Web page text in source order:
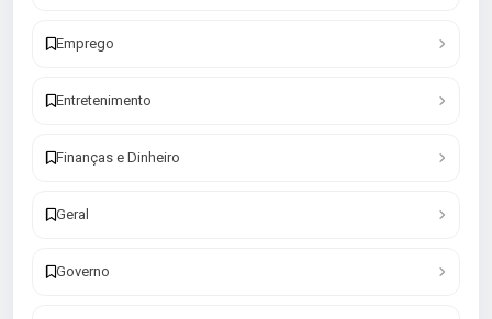
Emprego
Entretenimento
Finanças e Dinheiro
Geral
Governo